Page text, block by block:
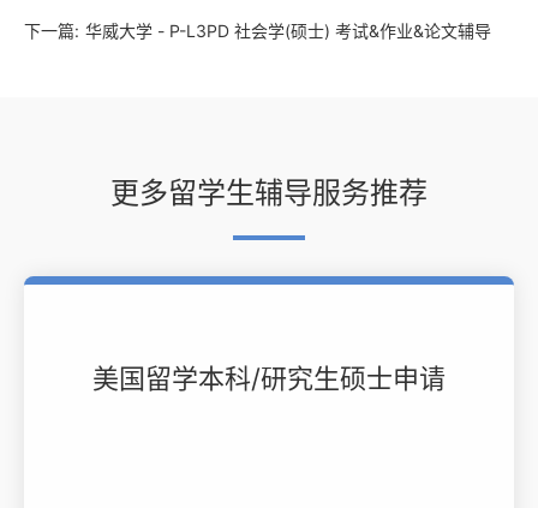
下一篇: 华威大学 - P-L3PD 社会学(硕士) 考试&作业&论文辅导
更多留学生辅导服务推荐
美国留学本科/研究生硕士申请